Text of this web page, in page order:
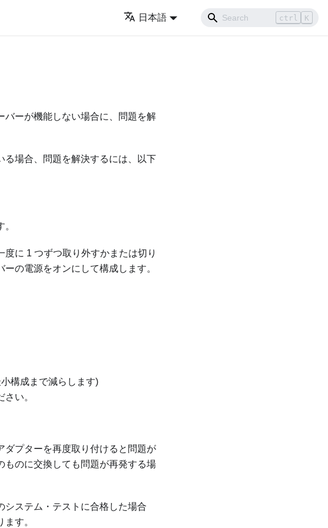
日本語 ctrl K
バーが機能しない場合に、問題を解
る場合、問題を解決するには、以下
に 1 つずつ取り外すかまたは切り
の電源をオンにして構成します。
構成まで減らします)
さい。
ダプターを再度取り付けると問題が
ものに交換しても問題が再発する場
システム・テストに合格した場合
す。